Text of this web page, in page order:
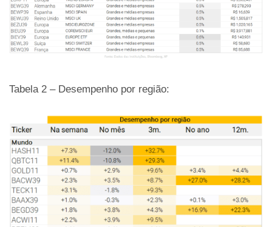
Tabela 2 – Desempenho por região: